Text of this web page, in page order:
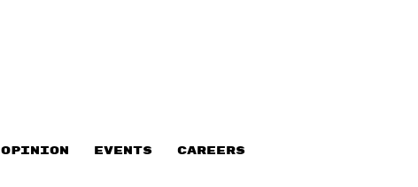
OPINION EVENTS CAREERS